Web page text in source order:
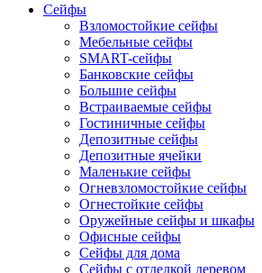
Сейфы
Взломостойкие сейфы
Мебельные сейфы
SMART-сейфы
Банковские сейфы
Большие сейфы
Встраиваемые сейфы
Гостиничные сейфы
Депозитные сейфы
Депозитные ячейки
Маленькие сейфы
Огневзломостойкие сейфы
Огнестойкие сейфы
Оружейные сейфы и шкафы
Офисные сейфы
Сейфы для дома
Сейфы с отделкой деревом